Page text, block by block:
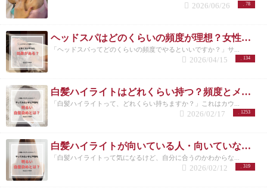
78
2026/06/26
ヘッドスパはどのくらいの頻度が理想？女性に多い悩みと正しい通い方
「ヘッドスパってどのくらいの頻度でやるといいですか？」サ...
134
2026/04/15
白髪ハイライトはどれくらい持つ？頻度とメンテナンスの目安を解説
「白髪ハイライトって、どれくらい持ちますか？」これはカウ...
1253
2026/02/17
白髪ハイライトが向いている人・向いていない人｜後悔しない選び方 洗足
「白髪ハイライトって気になるけど、自分に合うのかわからな...
319
2026/02/12